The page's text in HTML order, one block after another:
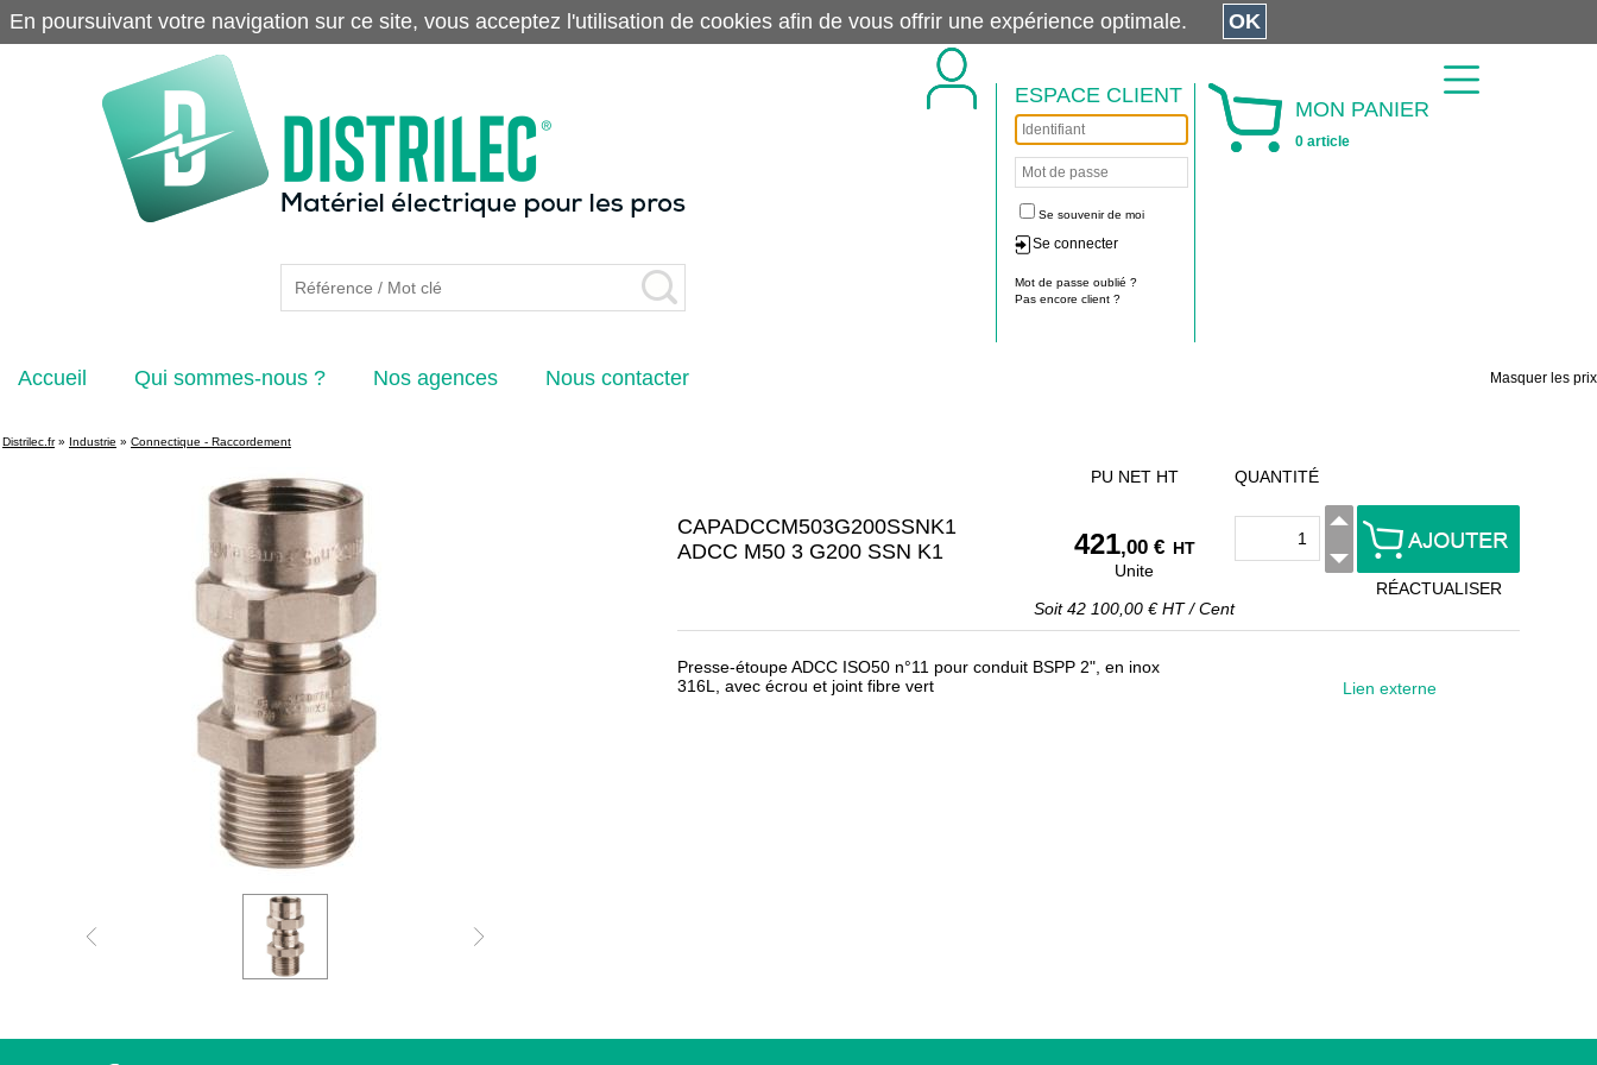
ESPACE CLIENT
Se souvenir de moi
Se connecter
Mot de passe oublié ?
Pas encore client ?
MON PANIER
0 article
Accueil Qui sommes-nous ? Nos agences Nous contacter Masquer les prix
Distrilec.fr» Industrie » Connectique - Raccordement
CAPADCCM503G200SSNK1
ADCC M50 3 G200 SSN K1
PU NET HT
421,00 € HT
Unite
Soit42 100,00 € HT/Cent
QUANTITÉ
RÉACTUALISER
Presse-étoupe ADCC ISO50 n°11 pour conduit BSPP 2", en inox
316L, avec écrou et joint fibre vert
Lien externe
En poursuivant votre navigation sur ce site, vous acceptez l'utilisation de cookies afin de vous offrir une expérience optimale. OK